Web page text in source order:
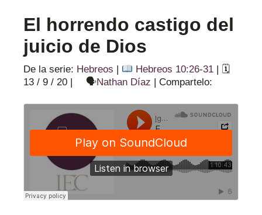
El horrendo castigo del
juicio de Dios
De la serie: Hebreos | Hebreos 10:26-31 | 🗓
13 / 9 / 20 | 🗣Nathan Díaz | Compartelo: